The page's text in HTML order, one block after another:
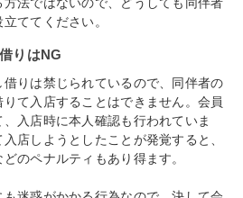
ててください。
りはNG
りは禁じられているので、同伴者の
て入店することはできません。会員
入店時に本人確認も行われていま
店しようとしたことが発覚すると、
のペナルティもあり得ます。